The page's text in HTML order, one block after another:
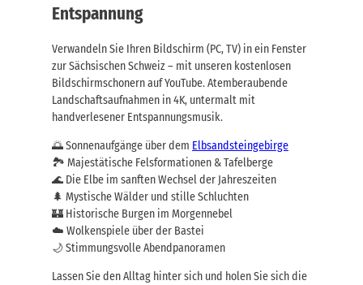
Entspannung
Verwandeln Sie Ihren Bildschirm (PC, TV) in ein Fenster
zur Sächsischen Schweiz – mit unseren kostenlosen
Bildschirmschonern auf YouTube. Atemberaubende
Landschaftsaufnahmen in 4K, untermalt mit
handverlesener Entspannungsmusik.
🌅 Sonnenaufgänge über dem Elbsandsteingebirge
🏞️ Majestätische Felsformationen & Tafelberge
🌊 Die Elbe im sanften Wechsel der Jahreszeiten
🌲 Mystische Wälder und stille Schluchten
🏰 Historische Burgen im Morgennebel
☁️ Wolkenspiele über der Bastei
🌙 Stimmungsvolle Abendpanoramen
Lassen Sie den Alltag hinter sich und holen Sie sich die